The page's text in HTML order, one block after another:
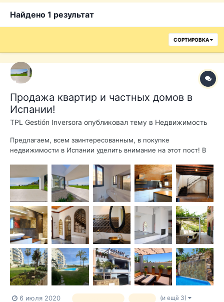
Найдено 1 результат
СОРТИРОВКА
Продажа квартир и частных домов в
Испании!
TPL Gestión Inversora опубликовал тему в Недвижимость
Предлагаем, всем заинтересованным, в покупке
недвижимости в Испании уделить внимание на этот пост! В
Уютная квартира в Эстепоне, Avenida Puerta del Mar, Puerto -
Plaza de Toros. Отличная квартира площадью 75 квадратных
метра, р...
6 июля 2020 (и ещё 3)